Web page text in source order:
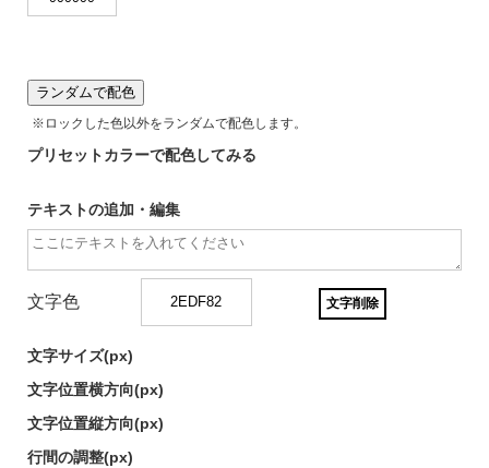
ランダムで配色
※ロックした色以外をランダムで配色します。
プリセットカラーで配色してみる
テキストの追加・編集
文字色 文字削除
文字サイズ(px)
文字位置横方向(px)
文字位置縦方向(px)
行間の調整(px)